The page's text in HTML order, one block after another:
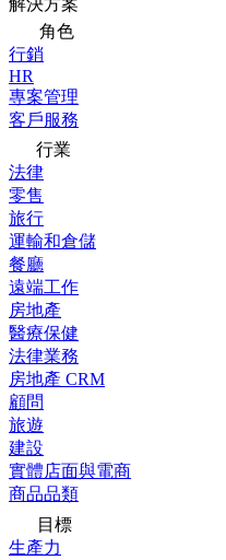
解決方案
角色
行銷
HR
專案管理
客戶服務
行業
法律
零售
旅行
運輸和倉儲
餐廳
遠端工作
房地產
醫療保健
法律業務
房地產 CRM
顧問
旅遊
建設
實體店面與電商
商品品類
目標
生產力